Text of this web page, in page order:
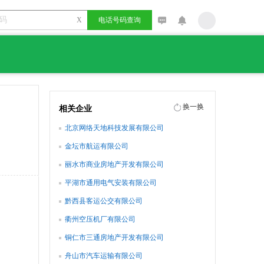
X 电话号码查询
相关企业 换一换
北京网络天地科技发展有限公司
金坛市航运有限公司
丽水市商业房地产开发有限公司
平湖市通用电气安装有限公司
黔西县客运公交有限公司
衢州空压机厂有限公司
铜仁市三通房地产开发有限公司
舟山市汽车运输有限公司